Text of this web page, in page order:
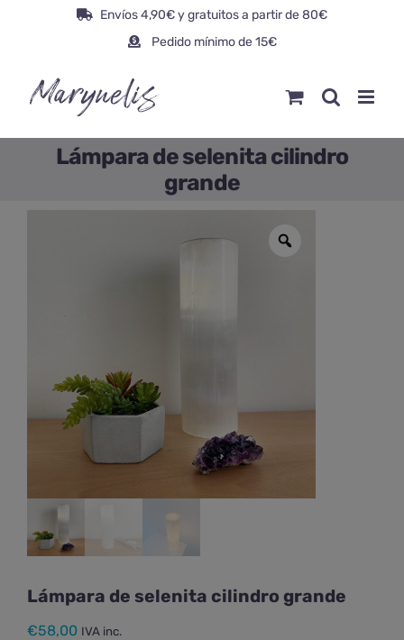
Envíos 4,90€ y gratuitos a partir de 80€
Pedido mínimo de 15€
Lámpara de selenita cilindro
grande
Lámpara de selenita cilindro grande
€58,00 IVA inc.